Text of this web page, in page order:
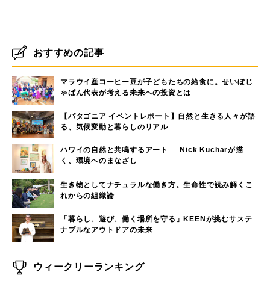
おすすめの記事
マラウイ産コーヒー豆が子どもたちの給食に。せいぼじ
ゃぱん代表が考える未来への投資とは
【パタゴニア イベントレポート】自然と生きる人々が語
る、気候変動と暮らしのリアル
ハワイの自然と共鳴するアート──Nick Kucharが描
く、環境へのまなざし
生き物としてナチュラルな働き方。生命性で読み解くこ
れからの組織論
「暮らし、遊び、働く場所を守る」KEENが挑むサステ
ナブルなアウトドアの未来
ウィークリーランキング